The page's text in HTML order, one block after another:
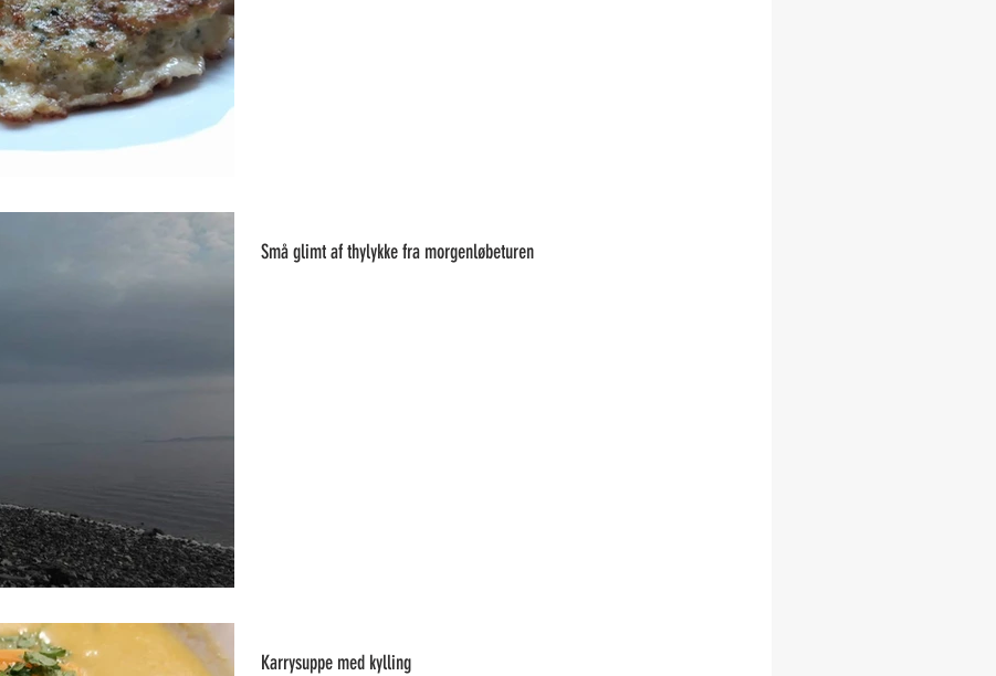
Små glimt af thylykke fra morgenløbeturen
Karrysuppe med kylling